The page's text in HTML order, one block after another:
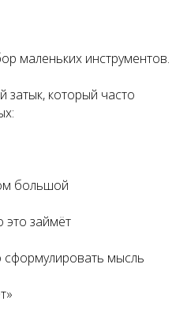
маленьких инструментов.
который часто
большой
займёт
мысль